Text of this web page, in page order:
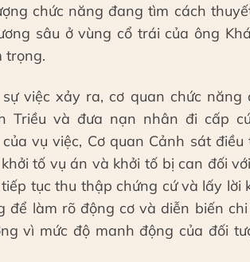
chức năng đang tìm cách
sâu ở vùng cổ trái của ông
trọng.
việc xảy ra, cơ quan chức
Triều và đưa nạn nhân đi cấp
vụ việc, Cơ quan Cảnh sát
tố vụ án và khởi tố bị can đối
tục thu thập chứng cứ và lấy lời
để làm rõ động cơ và diễn biến
vì mức độ manh động của đối